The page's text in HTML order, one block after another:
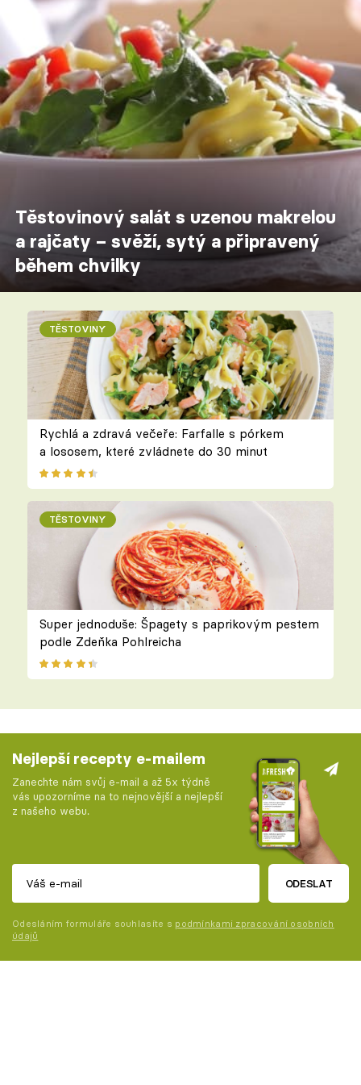
Těstovinový salát s uzenou makrelou
a rajčaty – svěží, sytý a připravený
během chvilky
TĚSTOVINY
Rychlá a zdravá večeře: Farfalle s pórkem
a lososem, které zvládnete do 30 minut
TĚSTOVINY
Super jednoduše: Špagety s paprikovým pestem
podle Zdeňka Pohlreicha
Nejlepší recepty e-mailem
Zanechte nám svůj e-mail a až 5x týdně
vás upozorníme na to nejnovější a nejlepší
z našeho webu.
ODESLAT
Odesláním formuláře souhlasíte s podmínkami zpracování osobních
údajů